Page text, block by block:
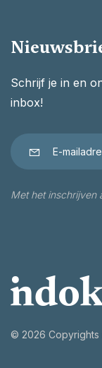
Schrijf je in en
inbox!
Met het inschrijven
© 2026 Copyrights